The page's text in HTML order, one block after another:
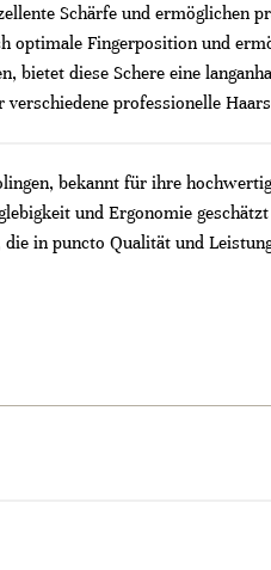
Schärfe und ermöglichen
optimale Fingerposition und
bietet diese Schere eine
professionelle
bekannt für ihre
und Ergonomie
in puncto Qualität und